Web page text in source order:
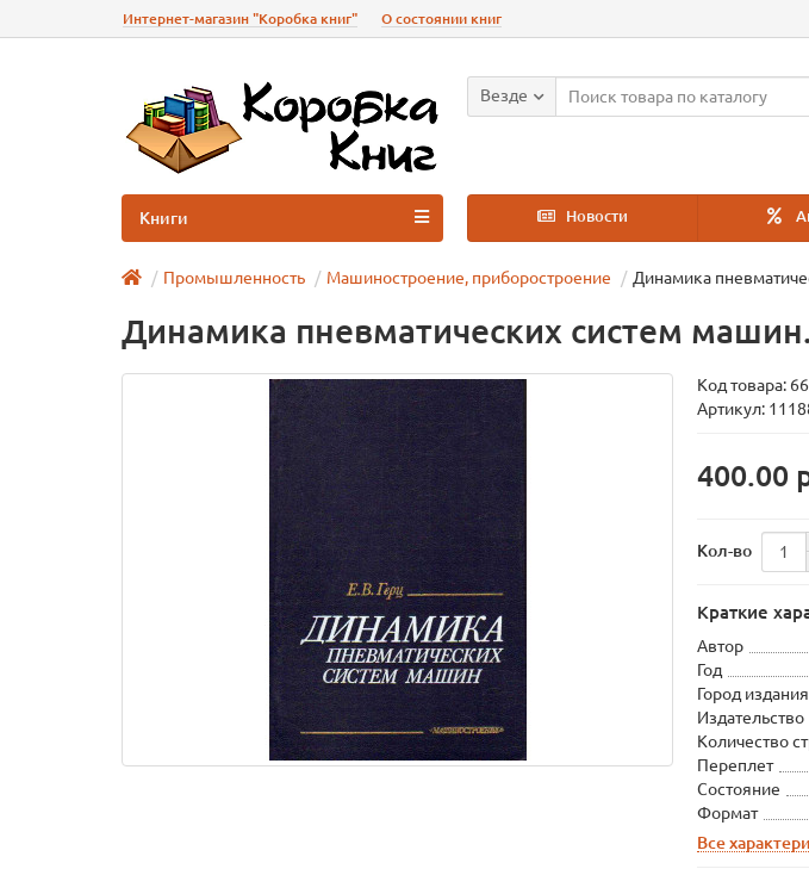
Интернет-магазин "Коробка книг" О состоянии книг
Везде
Новости
Книги
Промышленность Машиностроение, приборостроение Динамика
Динамика пневматических систем машин.
Код товара:
Артикул:
400.00
Кол-во
Краткие
Автор
Год
Город издания
Издательство
Количество
Переплет
Состояние
Формат
Все